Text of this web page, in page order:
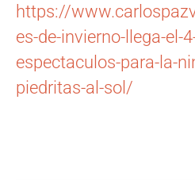
https://
es-de-invierno-llega-el-
espectaculos-para-la-
piedritas-al-sol/